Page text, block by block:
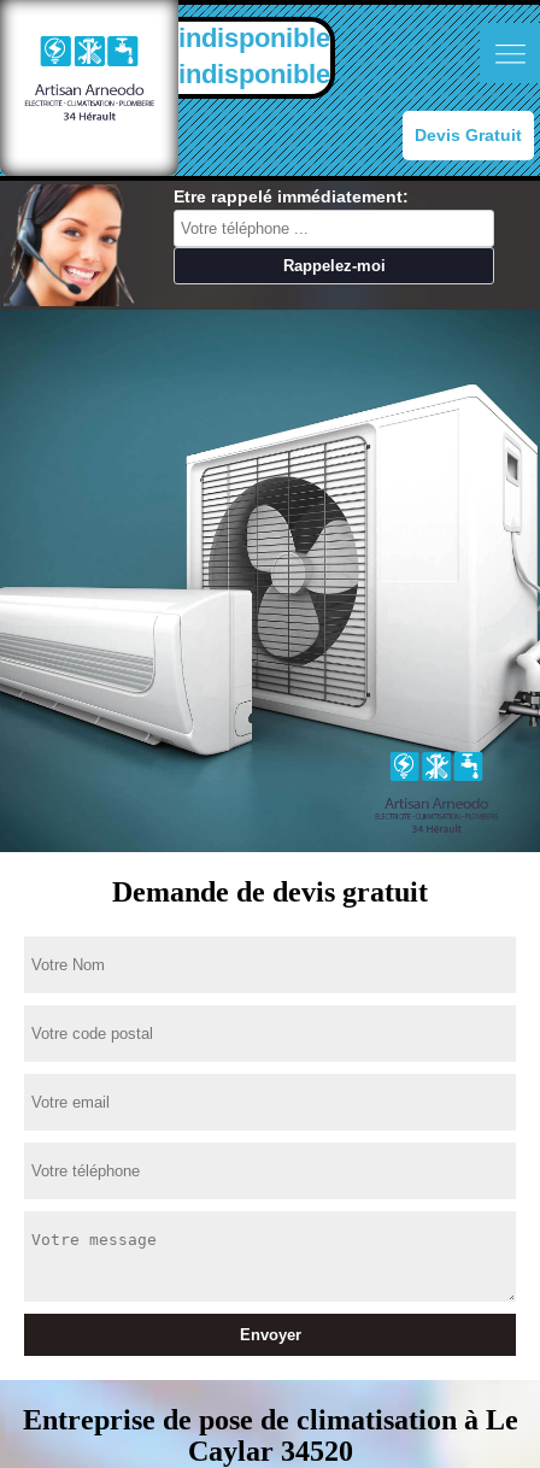
indisponible
indisponible
Devis Gratuit
Etre rappelé immédiatement:
Demande de devis gratuit
Entreprise de pose de climatisation à Le
Caylar 34520